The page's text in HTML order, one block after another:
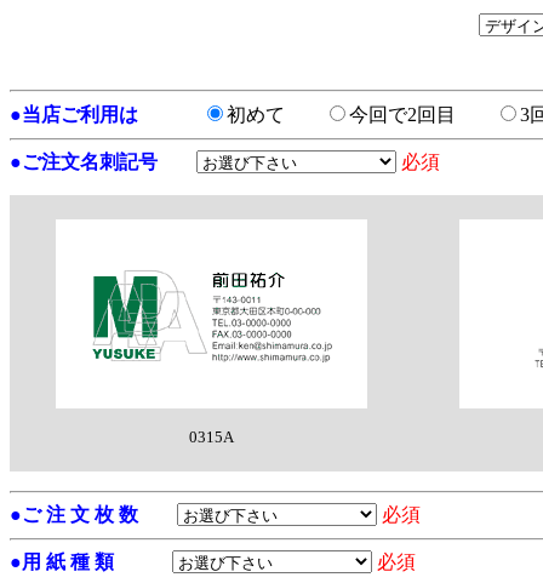
●当店ご利用は 初めて 今回で2回目 3
●ご注文名刺記号 必須
0315A
●ご 注 文 枚 数 必須
●用 紙 種 類 必須